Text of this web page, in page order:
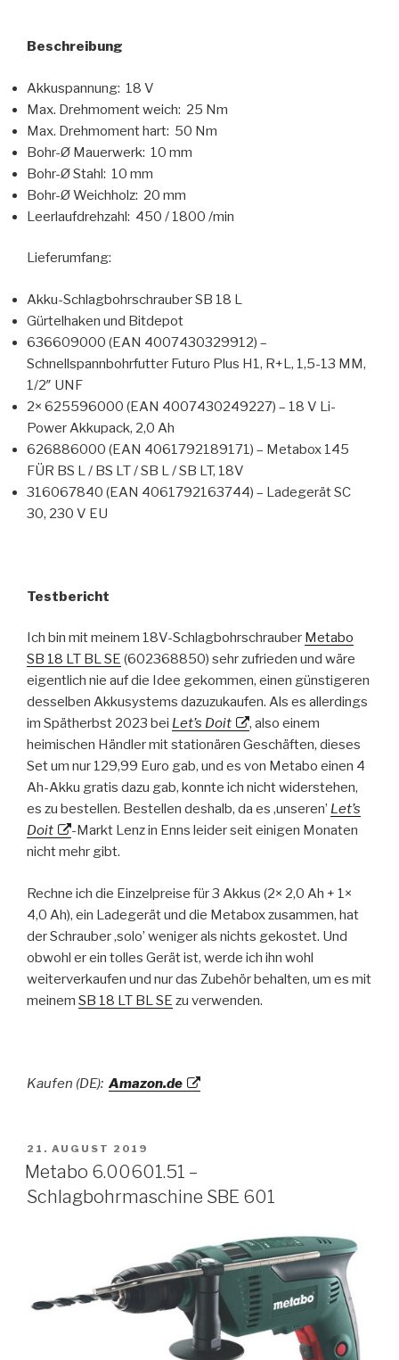
Beschreibung
Akkuspannung: 18 V
Max. Drehmoment weich: 25 Nm
Max. Drehmoment hart: 50 Nm
Bohr-Ø Mauerwerk: 10 mm
Bohr-Ø Stahl: 10 mm
Bohr-Ø Weichholz: 20 mm
Leerlaufdrehzahl: 450 / 1800 /min
Lieferumfang:
Akku-Schlagbohrschrauber SB 18 L
Gürtelhaken und Bitdepot
636609000 (EAN 4007430329912) –
Schnellspannbohrfutter Futuro Plus H1, R+L, 1,5-13 MM,
1/2″ UNF
2× 625596000 (EAN 4007430249227) – 18 V Li-
Power Akkupack, 2,0 Ah
626886000 (EAN 4061792189171) – Metabox 145
FÜR BS L / BS LT / SB L / SB LT, 18V
316067840 (EAN 4061792163744) – Ladegerät SC
30, 230 V EU
Testbericht
Ich bin mit meinem 18V-Schlagbohrschrauber Metabo
SB 18 LT BL SE (602368850) sehr zufrieden und wäre
eigentlich nie auf die Idee gekommen, einen günstigeren
desselben Akkusystems dazuzukaufen. Als es allerdings
im Spätherbst 2023 bei Let’s Doit
, also einem
heimischen Händler mit stationären Geschäften, dieses
Set um nur 129,99 Euro gab, und es von Metabo einen 4
Ah-Akku gratis dazu gab, konnte ich nicht widerstehen,
es zu bestellen. Bestellen deshalb, da es ‚unseren’ Let’s
Doit
-Markt Lenz in Enns leider seit einigen Monaten
nicht mehr gibt.
Rechne ich die Einzelpreise für 3 Akkus (2× 2,0 Ah + 1×
4,0 Ah), ein Ladegerät und die Metabox zusammen, hat
der Schrauber ‚solo’ weniger als nichts gekostet. Und
obwohl er ein tolles Gerät ist, werde ich ihn wohl
weiterverkaufen und nur das Zubehör behalten, um es mit
meinem SB 18 LT BL SE zu verwenden.
Kaufen (DE): Amazon.de
VERÖFFENTLICHT
AM
21. AUGUST 2019
Metabo 6.00601.51 –
Schlagbohrmaschine SBE 601